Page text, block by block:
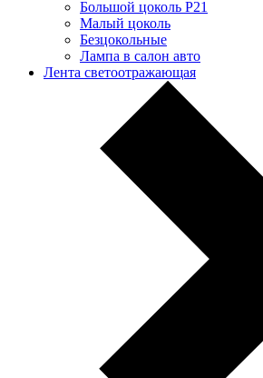
Большой цоколь P21
Малый цоколь
Безцокольные
Лампа в салон авто
Лента светоотражающая